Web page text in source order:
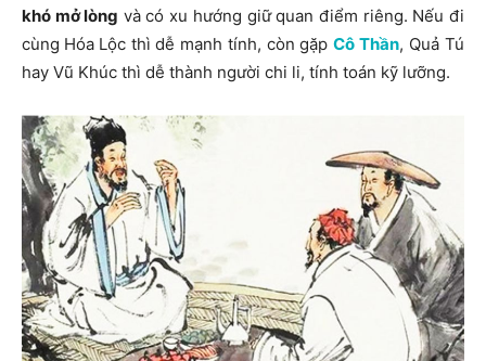
khó mở lòng và có xu hướng giữ quan điểm riêng. Nếu đi
cùng Hóa Lộc thì dễ mạnh tính, còn gặp Cô Thần, Quả Tú
hay Vũ Khúc thì dễ thành người chi li, tính toán kỹ lưỡng.